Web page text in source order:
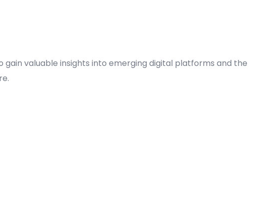
gain valuable insights into emerging digital platforms and the